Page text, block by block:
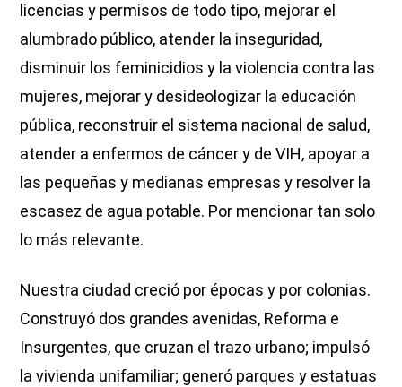
licencias y permisos de todo tipo, mejorar el
alumbrado público, atender la inseguridad,
disminuir los feminicidios y la violencia contra las
mujeres, mejorar y desideologizar la educación
pública, reconstruir el sistema nacional de salud,
atender a enfermos de cáncer y de VIH, apoyar a
las pequeñas y medianas empresas y resolver la
escasez de agua potable. Por mencionar tan solo
lo más relevante.
Nuestra ciudad creció por épocas y por colonias.
Construyó dos grandes avenidas, Reforma e
Insurgentes, que cruzan el trazo urbano; impulsó
la vivienda unifamiliar; generó parques y estatuas